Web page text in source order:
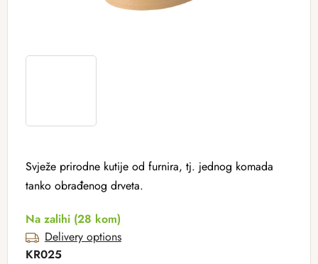
Svježe prirodne kutije od furnira, tj. jednog komada
tanko obrađenog drveta.
Na zalihi (28 kom)
Delivery options
KR025